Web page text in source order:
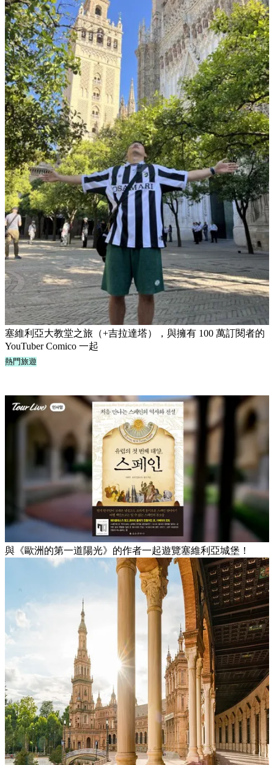
塞維利亞大教堂之旅（+吉拉達塔），與擁有 100 萬訂閱者的
YouTuber Comico 一起
熱門旅遊
與《歐洲的第一道陽光》的作者一起遊覽塞維利亞城堡！